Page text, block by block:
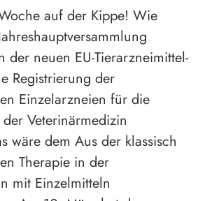
auf der Kippe! Wie
der neuen EU-Tierarzneimittel-
Registrierung der
Einzelarzneien für die
Veterinärmedizin
wäre dem Aus der klassisch
Therapie in der
mit Einzelmitteln